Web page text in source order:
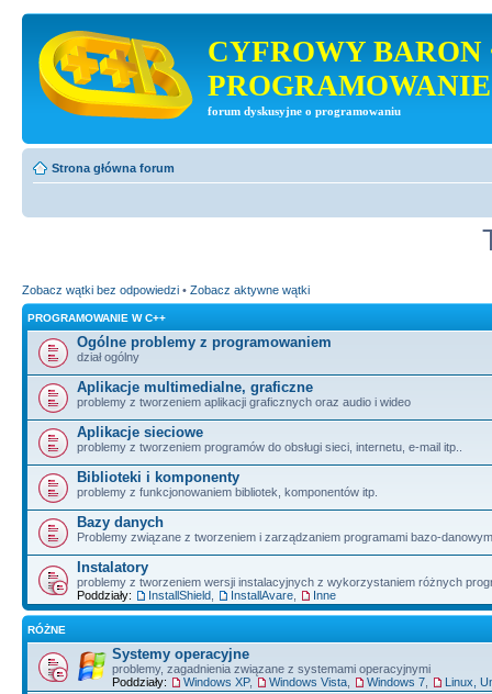
CYFROWY BARON
PROGRAMOWANIE
forum dyskusyjne o programowaniu
Strona główna forum
Zobacz wątki bez odpowiedzi • Zobacz aktywne wątki
PROGRAMOWANIE W C++
Ogólne problemy z programowaniem
dział ogólny
Aplikacje multimedialne, graficzne
problemy z tworzeniem aplikacji graficznych oraz audio i wideo
Aplikacje sieciowe
problemy z tworzeniem programów do obsługi sieci, internetu, e-mail itp..
Biblioteki i komponenty
problemy z funkcjonowaniem bibliotek, komponentów itp.
Bazy danych
Problemy związane z tworzeniem i zarządzaniem programami bazo-
Instalatory
problemy z tworzeniem wersji instalacyjnych z wykorzystaniem różnych
Poddziały:
InstallShield InstallAvare Inne
RÓŻNE
Systemy operacyjne
problemy, zagadnienia związane z systemami operacyjnymi
Poddziały:
Windows XP, Windows Vista Windows 7 Linux,